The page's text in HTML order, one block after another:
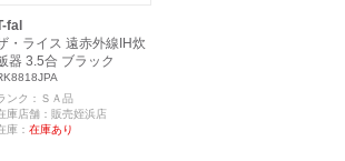
fal
・ライス 遠赤外線IH炊
器 3.5合 ブラック
ンク：ＳＡ品
庫店舗：販売姪浜店
庫： 在庫あり